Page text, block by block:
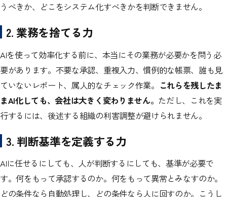
うべきか、どこをシステム化すべきかを判断できません。
2. 業務を捨てる力
AIを使って効率化する前に、本当にその業務が必要かを問う必
要があります。不要な承認、重複入力、慣例的な帳票、誰も見
ていないレポート、属人的なチェック作業。 これらを残したま
まAI化しても、会社は大きく変わりません。 ただし、これを実
行するには、後述する組織の利害調整が避けられません。
3. 判断基準を定義する力
AIに任せるにしても、人が判断するにしても、基準が必要で
す。何をもって承認するのか。何をもって異常とみなすのか。
どの条件なら自動処理し、どの条件なら人に回すのか。こうし